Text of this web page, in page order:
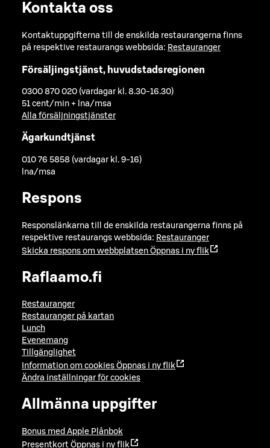
Kontakta oss
Kontaktuppgifterna till de enskilda restaurangerna finns
på respektive restaurangs webbsida: Restauranger
Försäljingstjänst, huvudstadsregionen
0300 870 020 (vardagar kl. 8.30-16.30)
51 cent/min + lna/msa
Alla försäljningstjänster
Ägarkundtjänst
010 76 5858 (vardagar kl. 9-16)
lna/msa
Respons
Responslänkarna till de enskilda restaurangerna finns på
respektive restaurangs webbsida: Restauranger
Skicka respons om webbplatsen Öppnas i ny flik
Raflaamo.fi
Restauranger
Restauranger på kartan
Lunch
Evenemang
Tillgänglighet
Information om cookies Öppnas i ny flik
Ändra inställningar för cookies
Allmänna uppgifter
Bonus med Apple Plånbok
Presentkort Öppnas i ny flik